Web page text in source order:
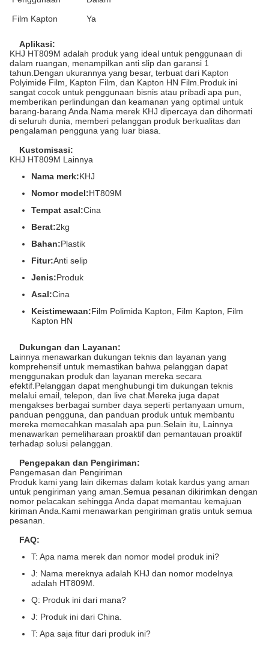
Film Kapton
Ya
Aplikasi:
KHJ HT809M adalah produk yang ideal untuk penggunaan di
dalam ruangan, menampilkan anti slip dan garansi 1
tahun.Dengan ukurannya yang besar, terbuat dari Kapton
Polyimide Film, Kapton Film, dan Kapton HN Film.Produk ini
sangat cocok untuk penggunaan bisnis atau pribadi apa pun,
memberikan perlindungan dan keamanan yang optimal untuk
barang-barang Anda.Nama merek KHJ dipercaya dan dihormati
di seluruh dunia, memberi pelanggan produk berkualitas dan
pengalaman pengguna yang luar biasa.
Kustomisasi:
KHJ HT809M Lainnya
Nama merk:KHJ
Nomor model:HT809M
Tempat asal:Cina
Berat:2kg
Bahan:Plastik
Fitur:Anti selip
Jenis:Produk
Asal:Cina
Keistimewaan:Film Polimida Kapton, Film Kapton, Film
Kapton HN
Dukungan dan Layanan:
Lainnya menawarkan dukungan teknis dan layanan yang
komprehensif untuk memastikan bahwa pelanggan dapat
menggunakan produk dan layanan mereka secara
efektif.Pelanggan dapat menghubungi tim dukungan teknis
melalui email, telepon, dan live chat.Mereka juga dapat
mengakses berbagai sumber daya seperti pertanyaan umum,
panduan pengguna, dan panduan produk untuk membantu
mereka memecahkan masalah apa pun.Selain itu, Lainnya
menawarkan pemeliharaan proaktif dan pemantauan proaktif
terhadap solusi pelanggan.
Pengepakan dan Pengiriman:
Pengemasan dan Pengiriman
Produk kami yang lain dikemas dalam kotak kardus yang aman
untuk pengiriman yang aman.Semua pesanan dikirimkan dengan
nomor pelacakan sehingga Anda dapat memantau kemajuan
kiriman Anda.Kami menawarkan pengiriman gratis untuk semua
pesanan.
FAQ:
T: Apa nama merek dan nomor model produk ini?
J: Nama mereknya adalah KHJ dan nomor modelnya
adalah HT809M.
Q: Produk ini dari mana?
J: Produk ini dari China.
T: Apa saja fitur dari produk ini?